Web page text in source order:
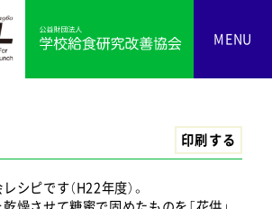
MENU
印刷する
シピです（H22年度）。